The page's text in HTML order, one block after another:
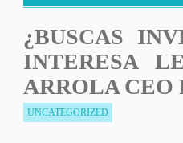
¿BUSCAS
INTERESA
ARROLA CEO
UNCATEGORIZED